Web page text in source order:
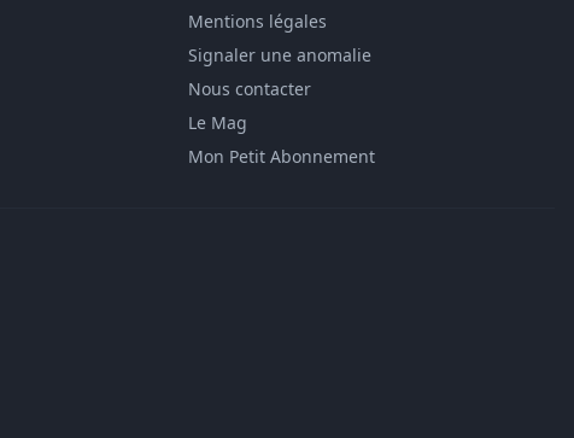
Mentions légales
Signaler une anomalie
Nous contacter
Le Mag
Mon Petit Abonnement